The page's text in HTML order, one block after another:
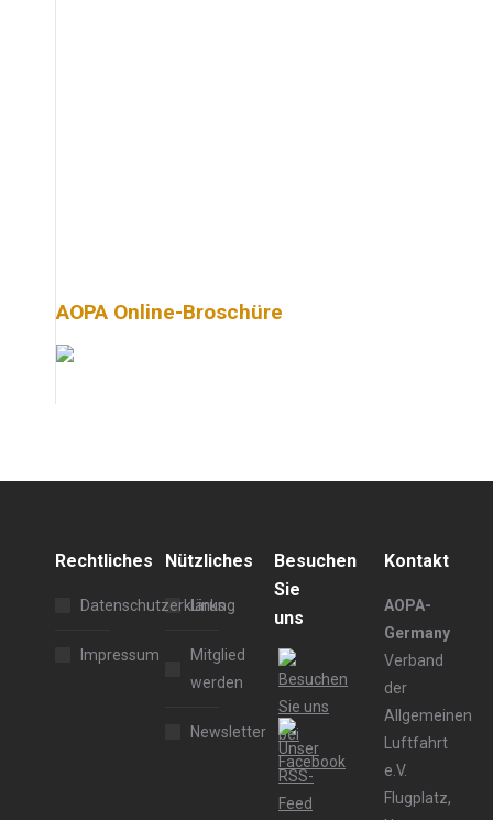
AOPA Online-Broschüre
Rechtliches
Datenschutzerklärung
Impressum
Nützliches
Links
Mitglied
werden
Newsletter
Besuchen
Sie
uns
Kontakt
AOPA-
Germany
Verband
der
Allgemeinen
Luftfahrt
e.V.
Flugplatz,